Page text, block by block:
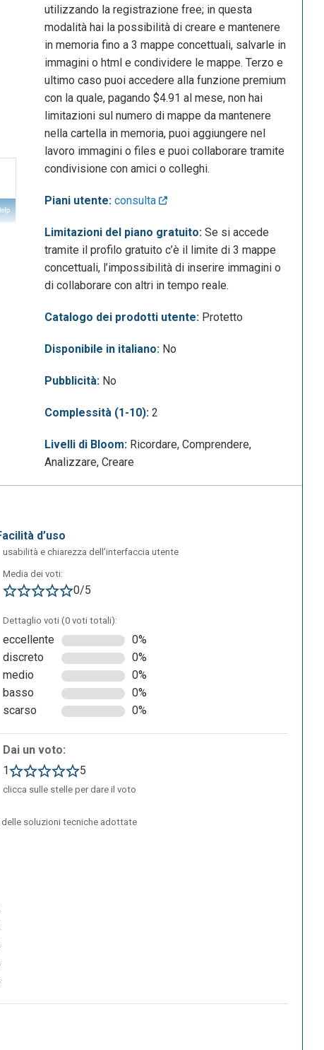
utilizzando la registrazione free; in questa
modalità hai la possibilità di creare e mantenere
in memoria fino a 3 mappe concettuali, salvarle in
immagini o html e condividere le mappe. Terzo e
ultimo caso puoi accedere alla funzione premium
con la quale, pagando $4.91 al mese, non hai
limitazioni sul numero di mappe da mantenere
nella cartella in memoria, puoi aggiungere nel
lavoro immagini o files e puoi collaborare tramite
condivisione con amici o colleghi.
Piani utente: consulta
Limitazioni del piano gratuito: Se si accede
tramite il profilo gratuito c’è il limite di 3 mappe
concettuali, l’impossibilità di inserire immagini o
di collaborare con altri in tempo reale.
Catalogo dei prodotti utente: Protetto
Disponibile in italiano: No
Pubblicità: No
Complessità (1-10): 2
Livelli di Bloom: Ricordare, Comprendere,
Analizzare, Creare
facilità d’uso
usabilità e chiarezza dell’interfaccia utente
Media dei voti:
0/5
Dettaglio voti (0 voti totali):
eccellente
0%
discreto
0%
medio
0%
basso
0%
scarso
0%
Dai un voto:
1
5
clicca sulle stelle per dare il voto
soluzioni tecniche adottate